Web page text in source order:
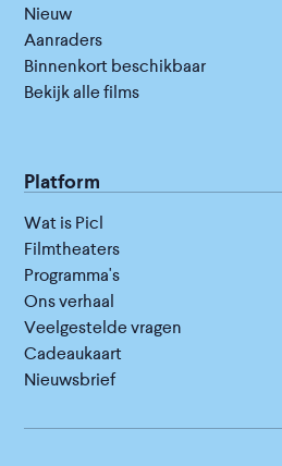
Nieuw
Aanraders
Binnenkort beschikbaar
Bekijk alle films
Platform
Wat is Picl
Filmtheaters
Programma's
Ons verhaal
Veelgestelde vragen
Cadeaukaart
Nieuwsbrief